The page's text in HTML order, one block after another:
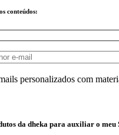
conteúdos:
personalizados com
da dheka para auxiliar o meu